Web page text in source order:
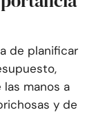
de planificar
manos a
y de